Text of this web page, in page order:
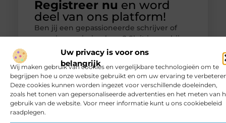
Uw privacy is voor ons
belangrijk
Wij maken gebruik van cookies en vergelijkbare technologieën om te
begrijpen hoe u onze website gebruikt en om uw ervaring te
Deze cookies kunnen worden ingezet voor verschillende doeleinden,
zoals het tonen van gepersonaliseerde advertenties en het meten van
gebruik van de website. Voor meer informatie kunt u ons cookiebeleid
raadplegen.
Registreer nu en word
deel van ons platform!
Ben jij een gepassioneerde schrijver of
een nieuwsgierige lezer? Sluit je aan bij
ons blogplatform en deel jouw verhalen,
ontdek inspirerende blogs en bouw mee
aan een levendige community. Registreer
vandaag nog en begin met bloggen.
Registreer nu!